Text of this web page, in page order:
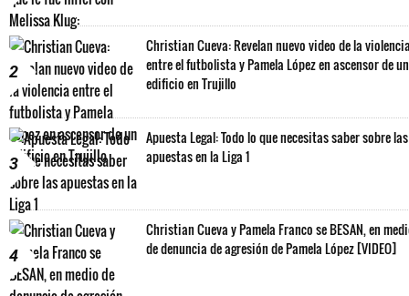
2
Christian Cueva: Revelan nuevo video de la
entre el futbolista y Pamela López en ascensor de un
edificio en Trujillo
3
Apuesta Legal: Todo lo que necesitas saber sobre las
apuestas en la Liga 1
4
Christian Cueva y Pamela Franco se BESAN, en
de denuncia de agresión de Pamela López [VIDEO]